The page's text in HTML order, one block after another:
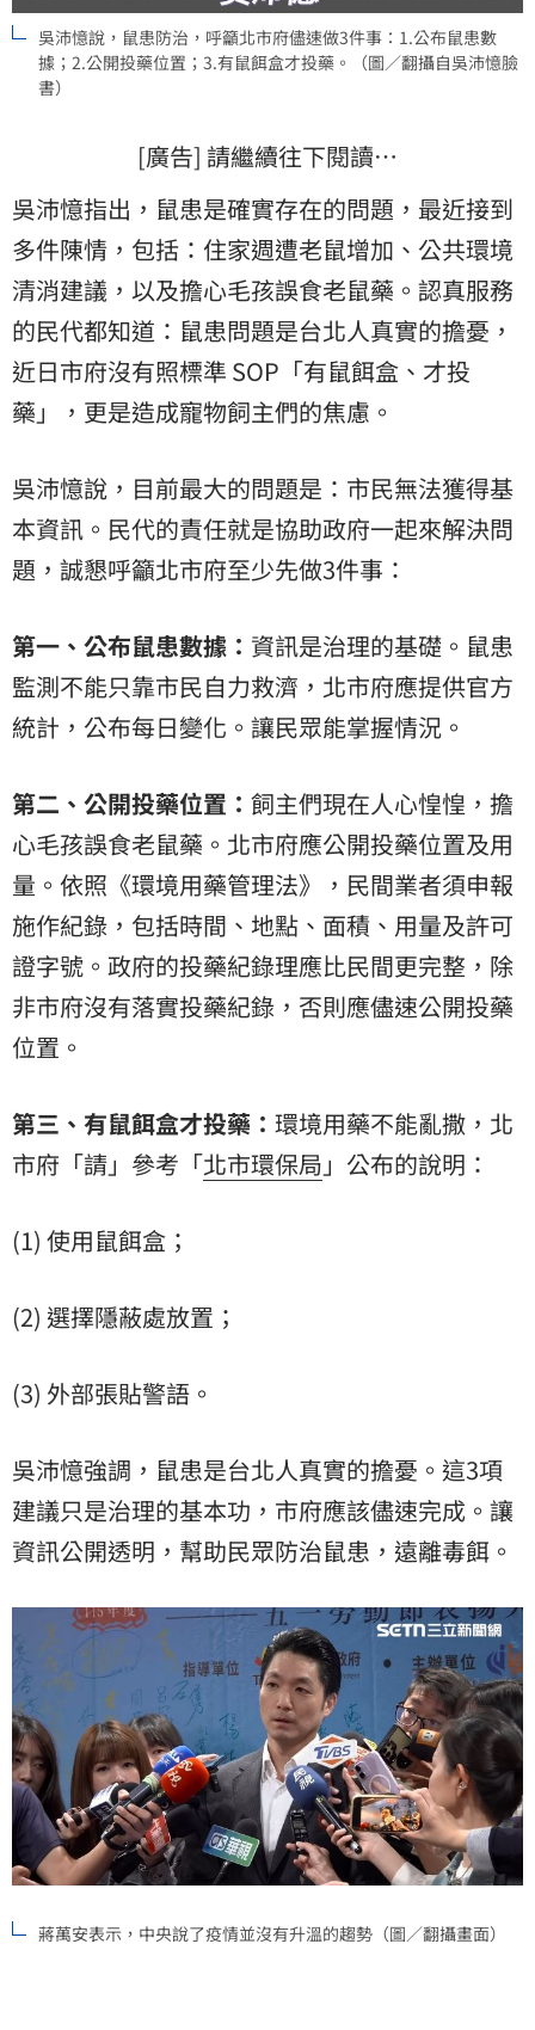
吳沛憶說，鼠患防治，呼籲北市府儘速做3件事：1.公布鼠患數
據；2.公開投藥位置；3.有鼠餌盒才投藥。（圖／翻攝自吳沛憶臉
書）
[廣告] 請繼續往下閱讀…
​吳沛憶指出，鼠患是確實存在的問題，最近接到
多件陳情，包括：住家週遭老鼠增加、公共環境
清消建議，以及擔心毛孩誤食老鼠藥。認真服務
的民代都知道：鼠患問題是台北人真實的擔憂，
近日市府沒有照標準 SOP「有鼠餌盒、才投
藥」，更是造成寵物飼主們的焦慮。
​吳沛憶說，目前最大的問題是：市民無法獲得基
本資訊。民代的責任就是協助政府一起來解決問
題，誠懇呼籲北市府至少先做3件事：
​第一、公布鼠患數據： 資訊是治理的基礎。鼠患
監測不能只靠市民自力救濟，北市府應提供官方
統計，公布每日變化。讓民眾能掌握情況。
​第二、公開投藥位置： 飼主們現在人心惶惶，擔
心毛孩誤食老鼠藥。​北市府應公開投藥位置及用
量。依照《環境用藥管理法》，民間業者須申報
施作紀錄，包括時間、地點、面積、用量及許可
證字號。政府的投藥紀錄理應比民間更完整，​除
非市府沒有落實投藥紀錄，否則應儘速公開投藥
位置。
​第三、有鼠餌盒才投藥： 環境用藥不能亂撒，北
市府「請」參考「北市環保局 」公布的說明：
(1) 使用鼠餌盒；
(2) 選擇隱蔽處放置；
(3) 外部張貼警語。
​吳沛憶強調，鼠患是台北人真實的擔憂。這3項
建議只是治理的基本功，市府應該儘速完成。讓
資訊公開透明，幫助民眾防治鼠患，遠離毒餌。
蔣萬安表示，中央說了疫情並沒有升溫的趨勢（圖／翻攝畫面）